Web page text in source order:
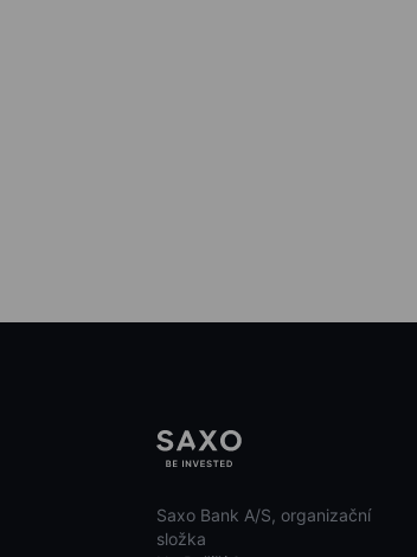
Saxo Bank A/S, organizační
složka